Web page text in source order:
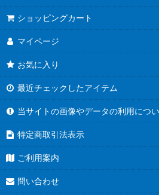
ショッピングカート
マイページ
お気に入り
最近チェックしたアイテム
当サイトの画像やデータの利用につ
特定商取引法表示
ご利用案内
問い合わせ